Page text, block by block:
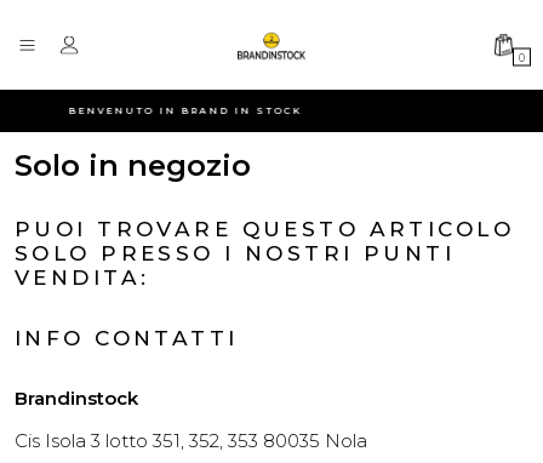
BENVENUTO IN BRAND IN STOCK
0
Solo in negozio
PUOI TROVARE QUESTO ARTICOLO
SOLO PRESSO I NOSTRI PUNTI
VENDITA:
INFO CONTATTI
Brandinstock
Cis Isola 3 lotto 351, 352, 353 80035 Nola